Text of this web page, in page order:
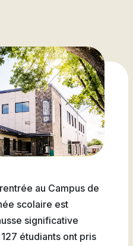
au Campus de
scolaire est
significative
étudiants ont pris